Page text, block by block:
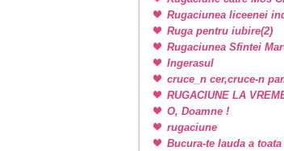
Rugaciunea liceenei
Ruga pentru iubire(2)
Rugaciunea Sfintei
Ingerasul
cruce_n cer,cruce-n
RUGACIUNE LA
O, Doamne !
rugaciune
Bucura-te lauda a